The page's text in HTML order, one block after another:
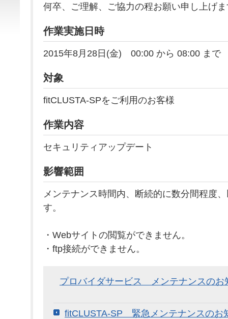
何卒、ご理解、ご協力の程お願い申し上げ
作業実施日時
2015年8月28日(金) 00:00 から 08:00 まで
対象
fitCLUSTA-SPをご利用のお客様
作業内容
セキュリティアップデート
影響範囲
メンテナンス時間内、断続的に数分間程度
す。
・Webサイトの閲覧ができません。
・ftp接続ができません。
プロバイダサービス メンテナンスのお
fitCLUSTA-SP 緊急メンテナンスのお